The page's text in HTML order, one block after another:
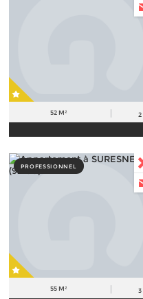
52 M² 2
PROFESSIONNEL
55 M² 3